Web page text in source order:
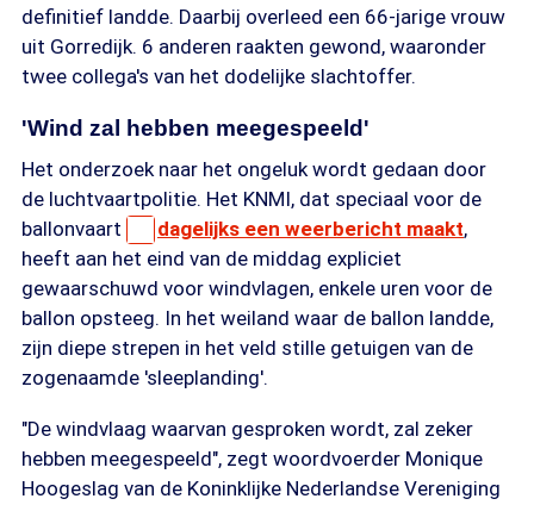
definitief landde. Daarbij overleed een 66-jarige vrouw
uit Gorredijk. 6 anderen raakten gewond, waaronder
twee collega's van het dodelijke slachtoffer.
'Wind zal hebben meegespeeld'
Het onderzoek naar het ongeluk wordt gedaan door
de luchtvaartpolitie. Het KNMI, dat speciaal voor de
ballonvaart
dagelijks een weerbericht maakt,
heeft aan het eind van de middag expliciet
gewaarschuwd voor windvlagen, enkele uren voor de
ballon opsteeg. In het weiland waar de ballon landde,
zijn diepe strepen in het veld stille getuigen van de
zogenaamde 'sleeplanding'.
"De windvlaag waarvan gesproken wordt, zal zeker
hebben meegespeeld", zegt woordvoerder Monique
Hoogeslag van de Koninklijke Nederlandse Vereniging